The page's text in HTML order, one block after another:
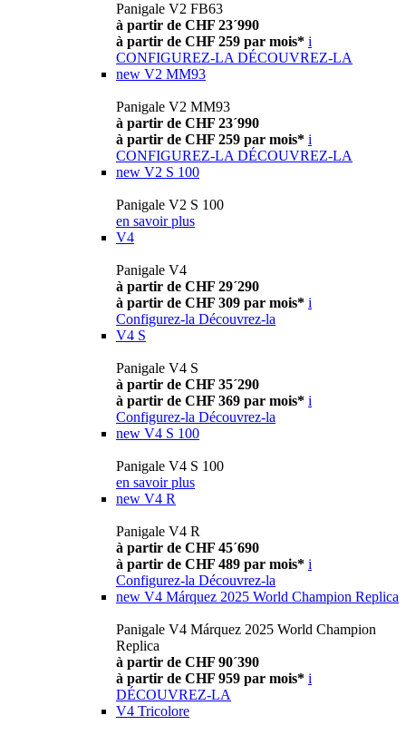
Panigale V2 FB63
à partir de CHF 23´990
à partir de CHF 259 par mois* i
CONFIGUREZ-LA DÉCOUVREZ-LA
new V2 MM93
Panigale V2 MM93
à partir de CHF 23´990
à partir de CHF 259 par mois* i
CONFIGUREZ-LA DÉCOUVREZ-LA
new V2 S 100
Panigale V2 S 100
en savoir plus
V4
Panigale V4
à partir de CHF 29´290
à partir de CHF 309 par mois* i
Configurez-la Découvrez-la
V4 S
Panigale V4 S
à partir de CHF 35´290
à partir de CHF 369 par mois* i
Configurez-la Découvrez-la
new V4 S 100
Panigale V4 S 100
en savoir plus
new V4 R
Panigale V4 R
à partir de CHF 45´690
à partir de CHF 489 par mois* i
Configurez-la Découvrez-la
new V4 Márquez 2025 World Champion Replica
Panigale V4 Márquez 2025 World Champion
Replica
à partir de CHF 90´390
à partir de CHF 959 par mois* i
DÉCOUVREZ-LA
V4 Tricolore